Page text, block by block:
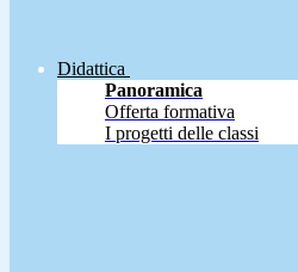
Didattica
Panoramica
Offerta formativa
I progetti delle classi